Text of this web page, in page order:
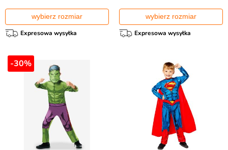
wybierz rozmiar
Expresowa wysyłka
wybierz rozmiar
Expresowa wysyłka
-30%